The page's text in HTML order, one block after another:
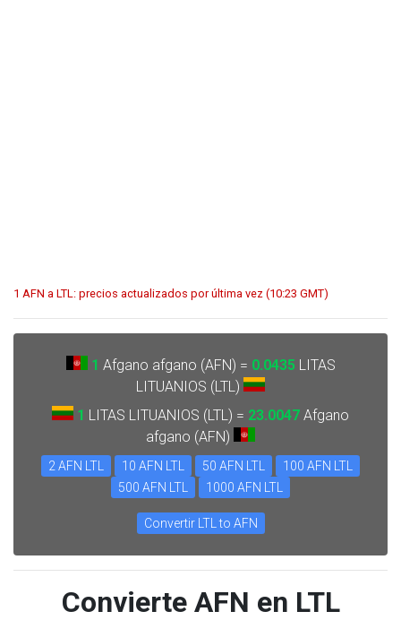
1 AFN a LTL: precios actualizados por última vez (10:23 GMT)
1 Afgano afgano (AFN) = 0.0435 LITAS
LITUANIOS (LTL)
1 LITAS LITUANIOS (LTL) = 23.0047 Afgano
afgano (AFN)
2 AFN LTL 10 AFN LTL 50 AFN LTL
100 AFN LTL
500 AFN LTL
1000 AFN LTL
Convertir LTL to AFN
Convierte AFN en LTL